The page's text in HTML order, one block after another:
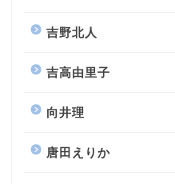
吉野北人
吉高由里子
向井理
唐田えりか